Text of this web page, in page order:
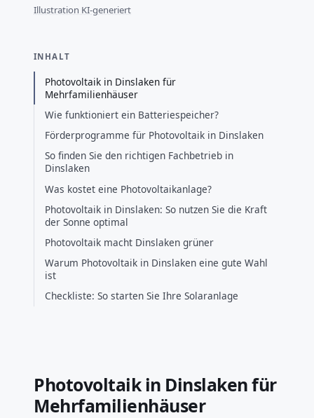
Illustration KI-generiert
INHALT
Photovoltaik in Dinslaken für
Mehrfamilienhäuser
Wie funktioniert ein Batteriespeicher?
Förderprogramme für Photovoltaik in Dinslaken
So finden Sie den richtigen Fachbetrieb in
Dinslaken
Was kostet eine Photovoltaikanlage?
Photovoltaik in Dinslaken: So nutzen Sie die Kraft
der Sonne optimal
Photovoltaik macht Dinslaken grüner
Warum Photovoltaik in Dinslaken eine gute Wahl
ist
Checkliste: So starten Sie Ihre Solaranlage
Photovoltaik in Dinslaken für
Mehrfamilienhäuser